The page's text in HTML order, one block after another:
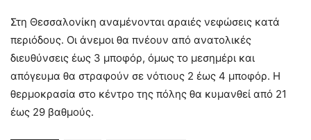
Στη Θεσσαλονίκη αναμένονται αραιές νεφώσεις κατά
περιόδους. Οι άνεμοι θα πνέουν από ανατολικές
διευθύνσεις έως 3 μποφόρ, όμως το μεσημέρι και
απόγευμα θα στραφούν σε νότιους 2 έως 4 μποφόρ. Η
θερμοκρασία στο κέντρο της πόλης θα κυμανθεί από 21
έως 29 βαθμούς.